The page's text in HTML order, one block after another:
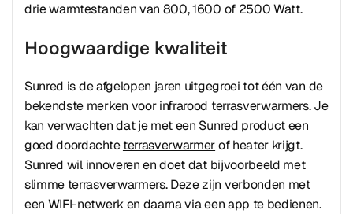
drie warmtestanden van 800, 1600 of 2500 Watt.
Hoogwaardige kwaliteit
Sunred is de afgelopen jaren uitgegroei tot één van de
bekendste merken voor infrarood terrasverwarmers. Je
kan verwachten dat je met een Sunred product een
goed doordachteterrasverwarmerof heater krijgt.
Sunred wil innoveren en doet dat bijvoorbeeld met
slimme terrasverwarmers. Deze zijn verbonden met
een WIFI-netwerk en daarna via een app te bedienen.